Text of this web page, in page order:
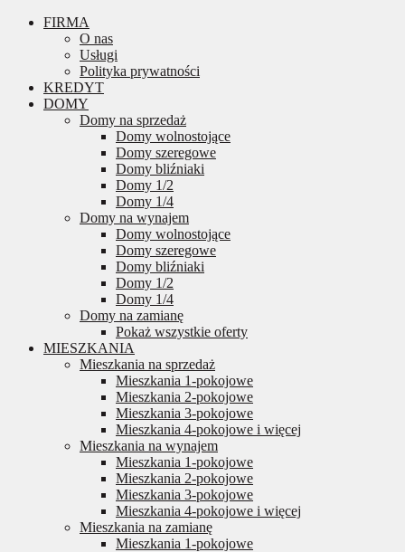
FIRMA
O nas
Usługi
Polityka prywatności
KREDYT
DOMY
Domy na sprzedaż
Domy wolnostojące
Domy szeregowe
Domy bliźniaki
Domy 1/2
Domy 1/4
Domy na wynajem
Domy wolnostojące
Domy szeregowe
Domy bliźniaki
Domy 1/2
Domy 1/4
Domy na zamianę
Pokaż wszystkie oferty
MIESZKANIA
Mieszkania na sprzedaż
Mieszkania 1-pokojowe
Mieszkania 2-pokojowe
Mieszkania 3-pokojowe
Mieszkania 4-pokojowe i więcej
Mieszkania na wynajem
Mieszkania 1-pokojowe
Mieszkania 2-pokojowe
Mieszkania 3-pokojowe
Mieszkania 4-pokojowe i więcej
Mieszkania na zamianę
Mieszkania 1-pokojowe